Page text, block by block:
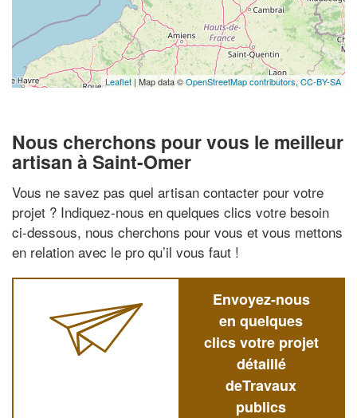
Leaflet | Map data ©OpenStreetMap contributors, CC-BY-SA
Nous cherchons pour vous le meilleur
artisan à Saint-Omer
Vous ne savez pas quel artisan contacter pour votre
projet ? Indiquez-nous en quelques clics votre besoin
ci-dessous, nous cherchons pour vous et vous mettons
en relation avec le pro qu’il vous faut !
Envoyez-nous
en quelques
clics votre projet
détaillé
deTravaux
publics